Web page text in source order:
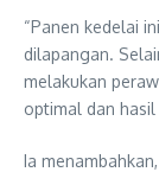
“Panen kedelai
dilapangan.
melakukan
optimal dan hasil
Ia